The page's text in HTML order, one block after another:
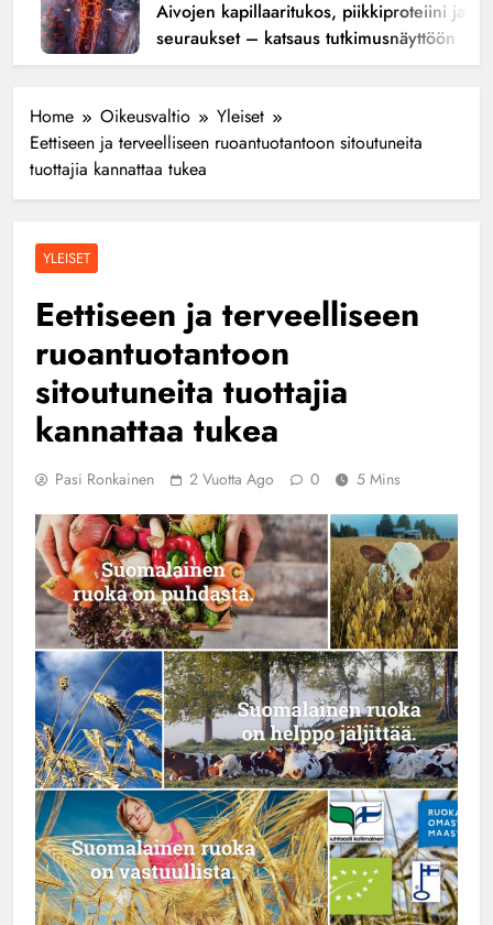
Aivojen kapillaaritukos, piikkiproteiini ja
seuraukset – katsaus tutkimusnäyttöön
Home Oikeusvaltio
Yleiset
Eettiseen ja terveelliseen ruoantuotantoon sitoutuneita
tuottajia kannattaa tukea
YLEISET
Eettiseen ja terveelliseen
ruoantuotantoon
sitoutuneita tuottajia
kannattaa tukea
Pasi Ronkainen 2 Vuotta Ago 0 5 Mins